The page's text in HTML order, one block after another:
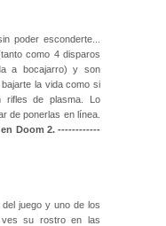
poder esconderte...
como 4 disparos
a bocajarro) y son
la vida como si
rifles de plasma. Lo
de ponerlas en línea.
Doom 2. ------------
juego y uno de los
su rostro en las